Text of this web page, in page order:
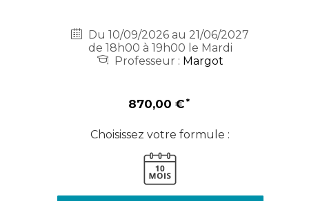
Du 10/09/2026 au 21/06/2027
de 18h00 à 19h00 le Mardi
Professeur : Margot
870,00 €
Choisissez votre formule :